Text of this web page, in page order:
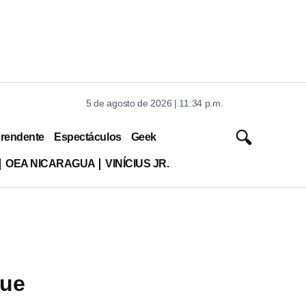
5 de agosto de 2026 | 11:34 p.m.
Espectáculos Geek
OEA NICARAGUA VINÍCIUS JR.